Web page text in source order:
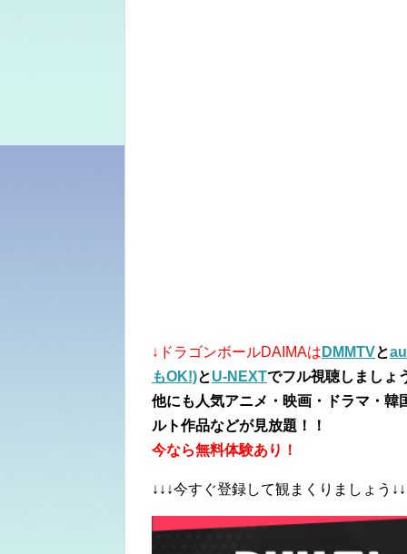
↓ドラゴンボールDAIMAは DMMTVと
もOK!)とU-NEXTでフル視聴しましょ
他にも人気アニメ・映画・ドラマ・
ルト作品などが見放題！！
今なら無料体験あり！
↓↓↓今すぐ登録して観まくりましょう